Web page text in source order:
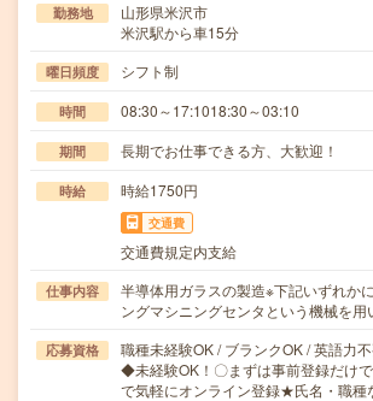
勤務地
山形県米沢市
米沢駅から車15分
曜日頻度 シフト制
時間 08:30～17:1018:30～03:10
期間 長期でお仕事できる方、大歓迎！
時給 時給1750円
交通費
交通費規定内支給
仕事内容
半導体用ガラスの製造※下記いずれか
ングマシニングセンタという機械を
応募資格
職種未経験OK / ブランクOK / 英語力
◆未経験OK！〇まずは事前登録だけ
で気軽にオンライン登録★氏名・職